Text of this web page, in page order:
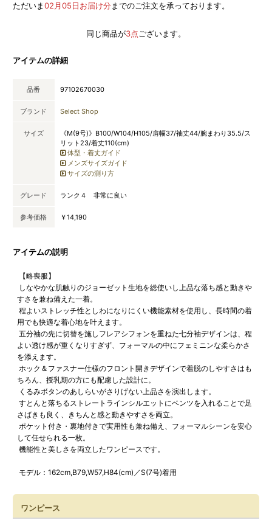
ただいま02月05日お届け分までのご注文を承っております。
同じ商品が3点 ございます。
アイテムの詳細
品番 97102670030
ブランド Select Shop
サイズ
《M(9号)》B100/W104/H105/肩幅37/袖丈44/腕まわり35.5/ス
リット23/着丈110(cm)
体型・着丈ガイド
メンズサイズガイド
サイズの測り方
グレード ランク４ 非常に良い
参考価格 ￥14,190
アイテムの説明
【略喪服】
しなやかな肌触りのジョーゼット生地を総使いし上品な落ち感と動きや
すさを兼ね備えた一着。
程よいストレッチ性としわになりにくい機能素材を使用し、長時間の着
用でも快適な着心地を叶えます。
五分袖の先に切替を施しフレアシフォンを重ねた七分袖デザインは、程
よい透け感が重くなりすぎず、フォーマルの中にフェミニンな柔らかさ
を添えます。
ホック＆ファスナー仕様のフロント開きデザインで着脱のしやすさはも
ちろん、授乳期の方にも配慮した設計に。
くるみボタンのあしらいがさりげない上品さを演出します。
すとんと落ちるストレートラインシルエットにベンツを入れることで足
さばきも良く、きちんと感と動きやすさを両立。
ポケット付き・裏地付きで実用性も兼ね備え、フォーマルシーンを安心
して任せられる一枚。
機能性と美しさを両立したワンピースです。
モデル：162cm,B79,W57,H84(cm)／S(7号)着用
ワンピース